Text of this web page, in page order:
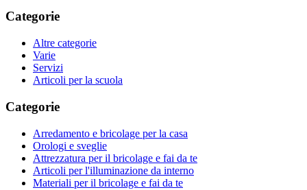
Categorie
Altre categorie
Varie
Servizi
Articoli per la scuola
Categorie
Arredamento e bricolage per la casa
Orologi e sveglie
Attrezzatura per il bricolage e fai da te
Articoli per l'illuminazione da interno
Materiali per il bricolage e fai da te